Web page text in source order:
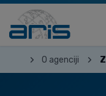
O agenciji